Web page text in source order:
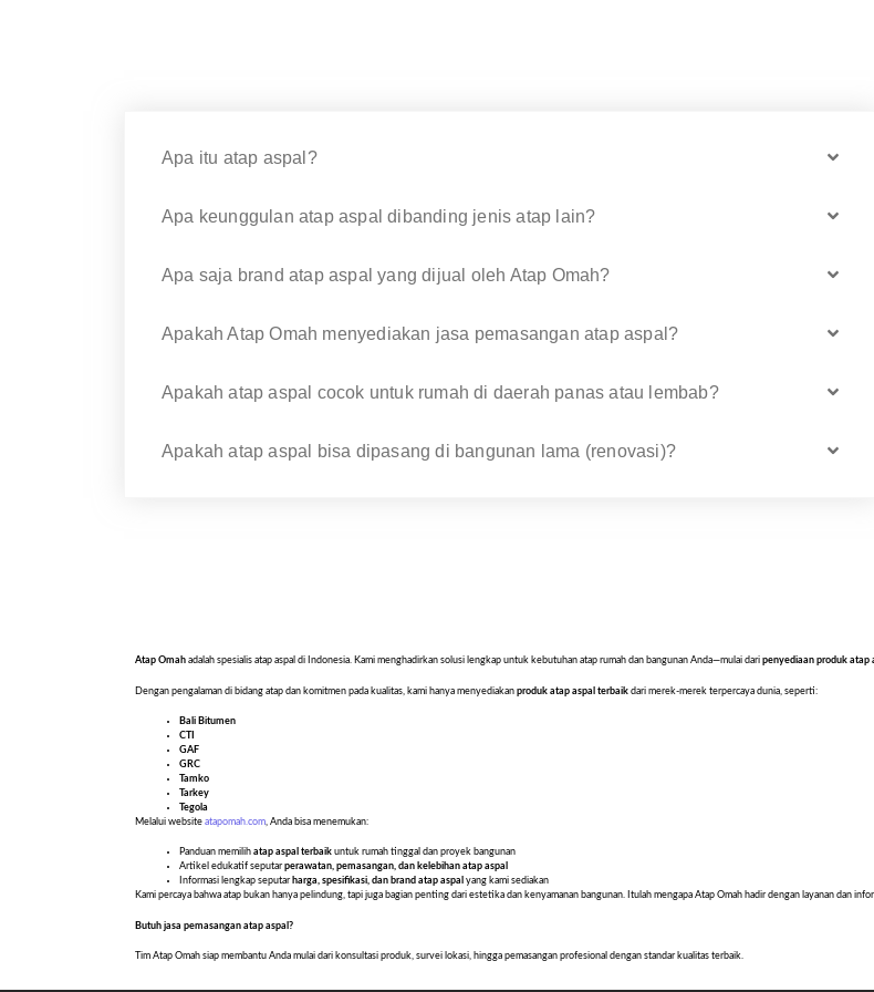
Apa itu atap aspal?
Apa keunggulan atap aspal dibanding jenis atap lain?
Apa saja brand atap aspal yang dijual oleh Atap Omah?
Apakah Atap Omah menyediakan jasa pemasangan atap aspal?
Apakah atap aspal cocok untuk rumah di daerah panas atau lembab?
Apakah atap aspal bisa dipasang di bangunan lama (renovasi)?
Atap Omah adalah spesialis atap aspal di Indonesia. Kami menghadirkan solusi lengkap untuk kebutuhan atap rumah dan bangunan Anda—mulai dari penyediaan produk atap
Dengan pengalaman di bidang atap dan komitmen pada kualitas, kami hanya menyediakan produk atap aspal terbaik dari merek-merek terpercaya dunia, seperti:
Bali Bitumen
CTI
GAF
GRC
Tamko
Tarkey
Tegola
Melalui website atapomah.com, Anda bisa menemukan:
Panduan memilih atap aspal terbaik untuk rumah tinggal dan proyek bangunan
Artikel edukatif seputarperawatan, pemasangan, dan kelebihan atap aspal
Informasi lengkap seputar harga, spesifikasi, dan brand atap aspal yang kami sediakan
Kami percaya bahwa atap bukan hanya pelindung, tapi juga bagian penting dari estetika dan kenyamanan bangunan. Itulah mengapa Atap Omah hadir dengan layanan dan
Butuh jasa pemasangan atap aspal?
Tim Atap Omah siap membantu Anda mulai dari konsultasi produk, survei lokasi, hingga pemasangan profesional dengan standar kualitas terbaik.